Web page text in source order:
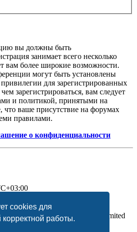
cookies для
работы.
вы должны быть
занимает всего несколько
вам более широкие возможности.
могут быть установлены
для зарегистрированных
зарегистрироваться, вам следует
и политикой, принятыми на
ваше присутствие на форумах
правилами.
о конфиденциальности
® Forum Software © phpBB Limited